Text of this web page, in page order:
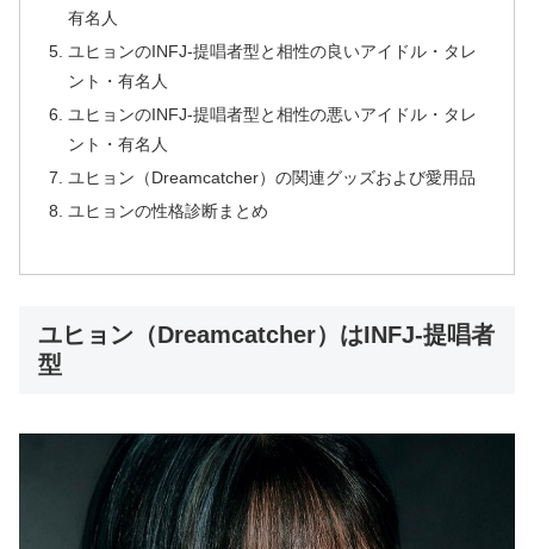
有名人
ユヒョンのINFJ-提唱者型と相性の良いアイドル・タレ
ント・有名人
ユヒョンのINFJ-提唱者型と相性の悪いアイドル・タレ
ント・有名人
ユヒョン（Dreamcatcher）の関連グッズおよび愛用品
ユヒョンの性格診断まとめ
ユヒョン（Dreamcatcher）はINFJ-提唱者
型